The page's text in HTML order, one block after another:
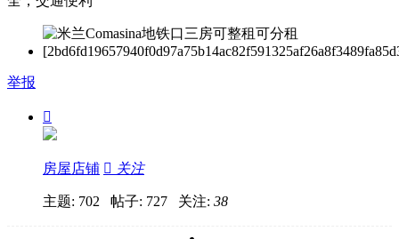
举报

房屋店铺  关注
主题: 702 帖子: 727 关注: 38